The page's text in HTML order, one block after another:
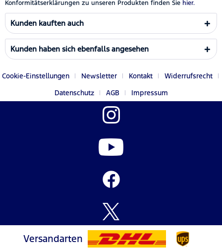
Konformitätserklärungen zu unseren Produkten finden Sie hier.
Kunden kauften auch
Kunden haben sich ebenfalls angesehen
Cookie-Einstellungen Newsletter Kontakt
Widerrufsrecht
Datenschutz
AGB Impressum
Versandarten